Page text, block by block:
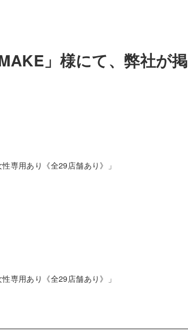
」様にて、弊社が掲
専用あり《全29店舗あり》」
専用あり《全29店舗あり》」